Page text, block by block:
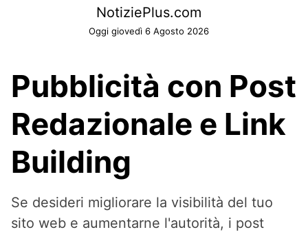
NotiziePlus.com
Oggi giovedì 6 Agosto 2026
Pubblicità con Post
Redazionale e Link
Building
Se desideri migliorare la visibilità del tuo
sito web e aumentarne l'autorità, i post